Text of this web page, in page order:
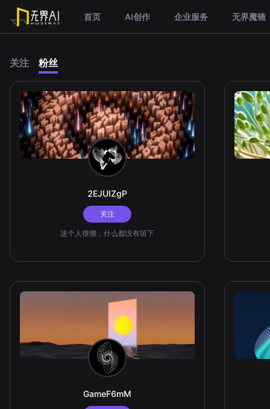
首页 AI创作 企业服务 无界魔镜
关注 粉丝
2EJUIZgP
关注
这个人很懒，什么都没有留下
GameF6mM